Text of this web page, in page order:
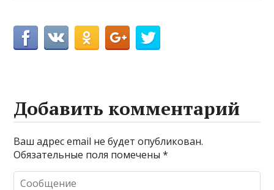
Добавить комментарий
Ваш адрес email не будет опубликован.
Обязательные поля помечены*